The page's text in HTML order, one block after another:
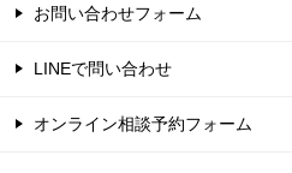
お問い合わせフォーム
LINEで問い合わせ
オンライン相談予約フォーム